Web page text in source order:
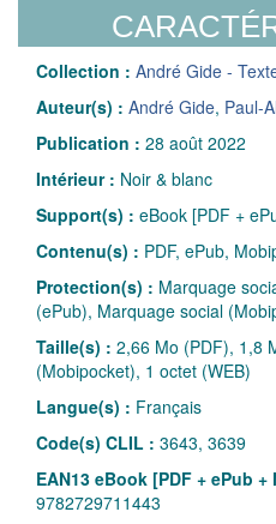
Collection : André Gide -
Auteur(s) : André Gide, Paul-
Publication : 28 août 2022
Intérieur : Noir & blanc
Support(s) : eBook [PDF +
Contenu(s) : PDF, ePub,
Protection(s) : Marquage
(ePub), Marquage social
Taille(s) : 2,66 Mo (PDF), 1,8
(Mobipocket), 1 octet (WEB)
Langue(s) : Français
Code(s) CLIL : 3643, 3639
EAN13 eBook [PDF + ePub
9782729711443